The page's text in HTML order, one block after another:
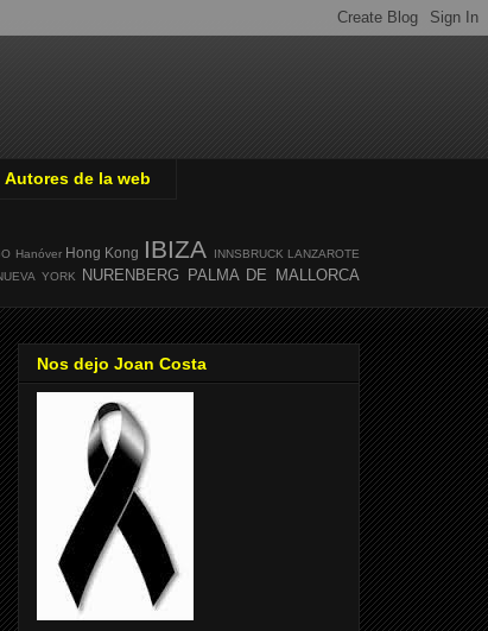
Autores de la web
Hanóver Hong Kong IBIZA INNSBRUCK LANZAROTE
YORK NURENBERG PALMA DE MALLORCA
Nos dejo Joan Costa